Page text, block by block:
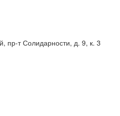
пр-т Солидарности, д. 9, к. 3